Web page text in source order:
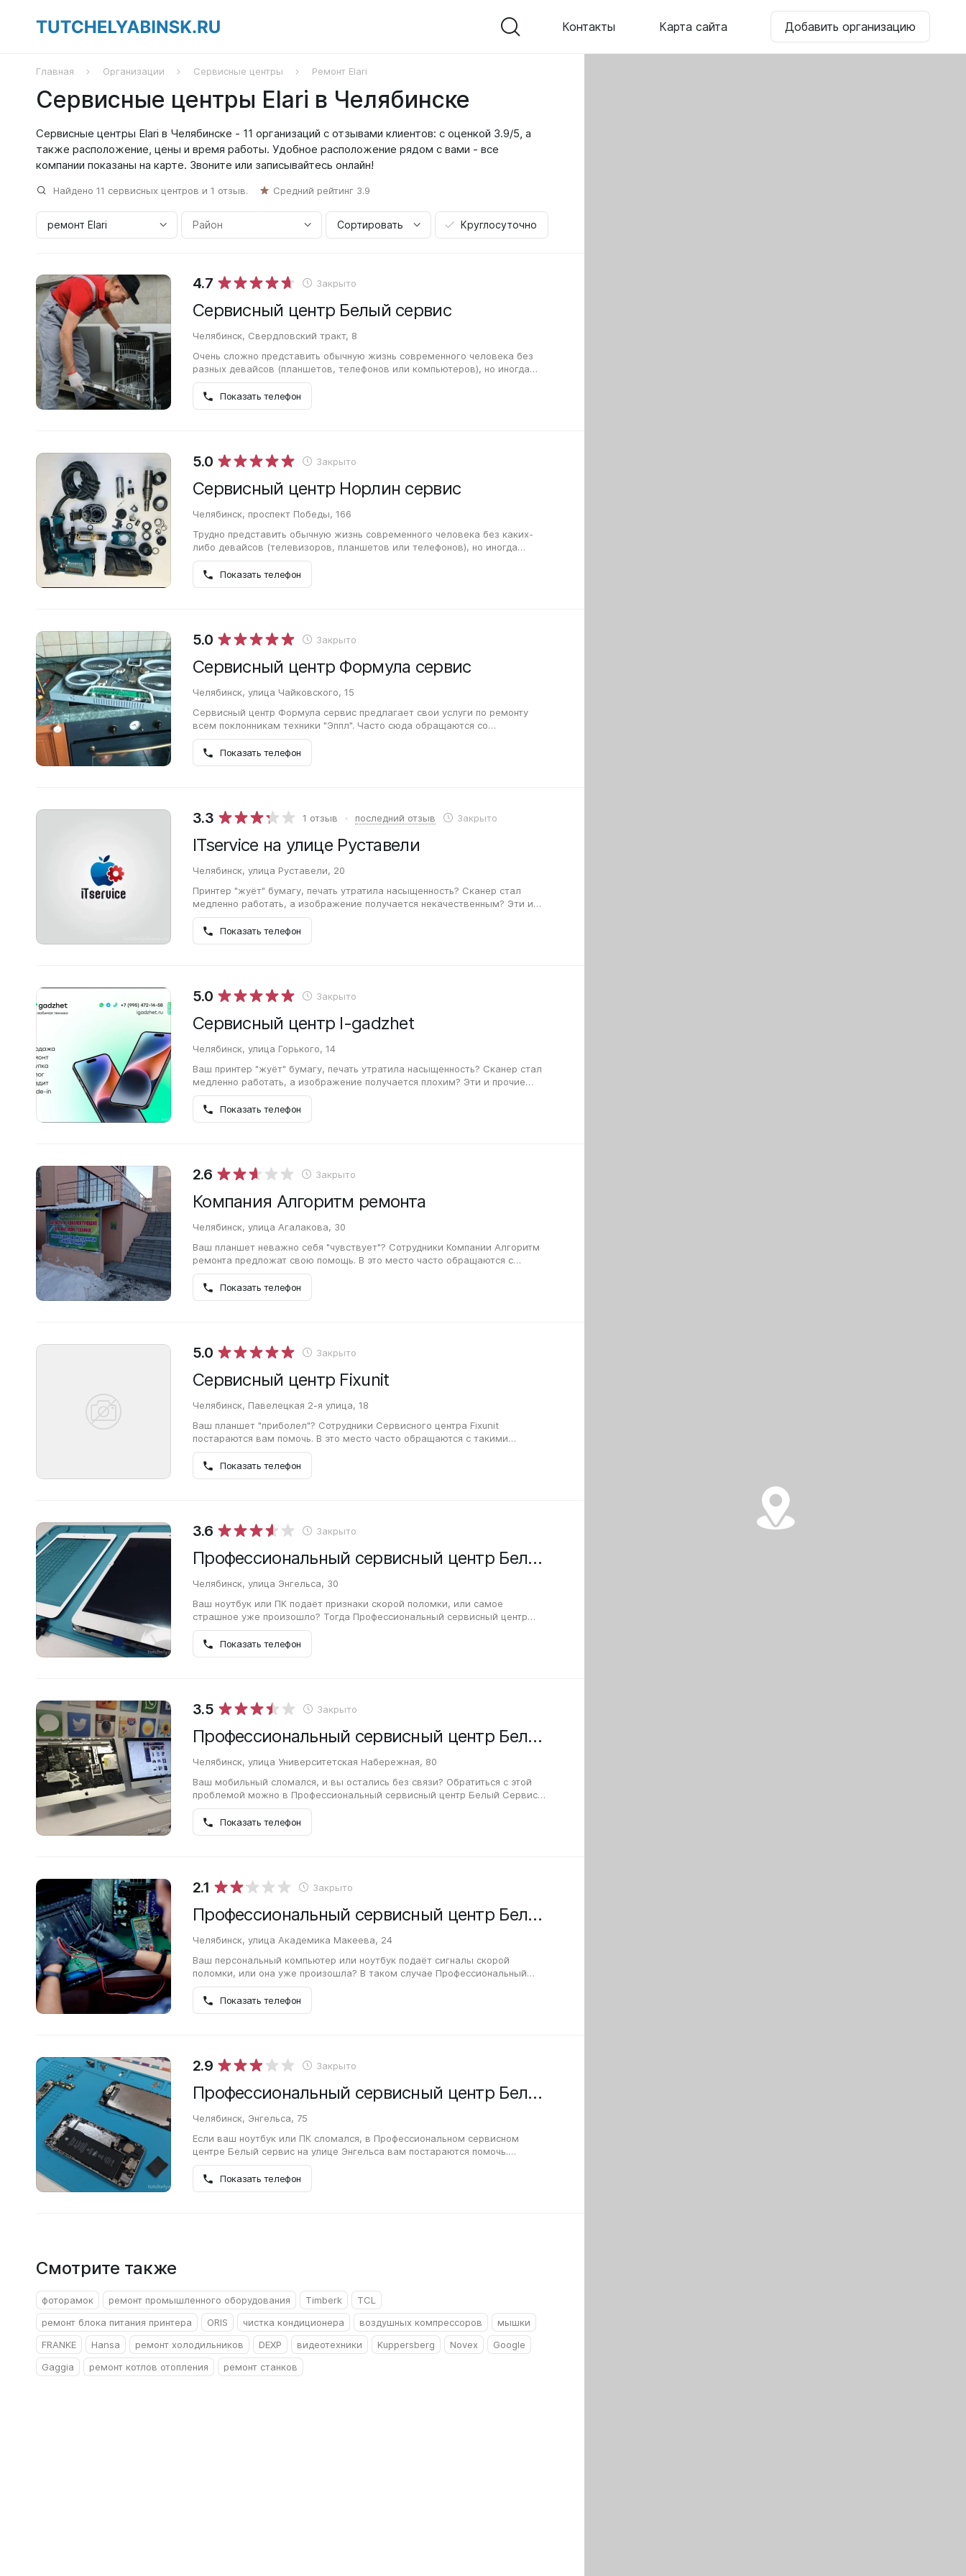
Контакты Карта сайта Добавить организацию
Главная Организации Сервисные центры Ремонт Elari
Сервисные центры Elari в Челябинске
Сервисные центры Elari в Челябинске - 11 организаций с отзывами клиентов: с оценкой 3.9/5, а
также расположение, цены и время работы. Удобное расположение рядом с вами - все
компании показаны на карте. Звоните или записывайтесь онлайн!
Найдено 11 сервисных центров и 1 отзыв. Средний рейтинг 3.9
Сортировать Круглосуточно
4.7 Закрыто
Сервисный центр Белый сервис
Челябинск, Свердловский тракт, 8
Очень сложно представить обычную жизнь современного человека без
разных девайсов (планшетов, телефонов или компьютеров), но иногда
случается так, что техника ломается. Если вы столкнулись с…
Показать телефон
5.0 Закрыто
Сервисный центр Норлин сервис
Челябинск, проспект Победы, 166
Трудно представить обычную жизнь современного человека без каких-
либо девайсов (телевизоров, планшетов или телефонов), но иногда
случается так, что техника ломается. Если это случилось с вашей…
Показать телефон
5.0 Закрыто
Сервисный центр Формула сервис
Челябинск, улица Чайковского, 15
Сервисный центр Формула сервис предлагает свои услуги по ремонту
всем поклонникам техники "Эппл". Часто сюда обращаются со
следующими дефектами: быстро разряжается аккумулятор, устройство
не…
Показать телефон
3.3 1 отзыв последний отзыв Закрыто
ITservice на улице Руставели
Челябинск, улица Руставели, 20
Принтер "жуёт" бумагу, печать утратила насыщенность? Сканер стал
медленно работать, а изображение получается некачественным? Эти и
другие проблемы, возникающие с оргтехникой, могут решить в…
Показать телефон
5.0 Закрыто
Сервисный центр I-gadzhet
Челябинск, улица Горького, 14
Ваш принтер "жуёт" бумагу, печать утратила насыщенность? Сканер стал
медленно работать, а изображение получается плохим? Эти и прочие
неполадки, свойственные оргтехнике, постараются решить в…
Показать телефон
2.6 Закрыто
Компания Алгоритм ремонта
Челябинск, улица Агалакова, 30
Ваш планшет неважно себя "чувствует"? Сотрудники Компании Алгоритм
ремонта предложат свою помощь. В это место часто обращаются с
такими поломками, как повреждение приёмников для карт памяти,…
Показать телефон
5.0 Закрыто
Сервисный центр Fixunit
Челябинск, Павелецкая 2-я улица, 18
Ваш планшет "приболел"? Сотрудники Сервисного центра Fixunit
постараются вам помочь. В это место часто обращаются с такими
дефектами, как неисправность микрофона, батареи или фотокамеры
(например,…
Показать телефон
3.6 Закрыто
Профессиональный сервисный центр Белый сервис на улице Энгельса
Челябинск, улица Энгельса, 30
Ваш ноутбук или ПК подаёт признаки скорой поломки, или самое
страшное уже произошло? Тогда Профессиональный сервисный центр
Белый сервис на улице Энгельса предложит свою помощь. Мастер
постарается…
Показать телефон
3.5 Закрыто
Профессиональный сервисный центр Белый Сервис на Университетской набережной
Челябинск, улица Университетская Набережная, 80
Ваш мобильный сломался, и вы остались без связи? Обратиться с этой
проблемой можно в Профессиональный сервисный центр Белый Сервис
на Университетской набережной. Поводом для обращения сюда могут…
Показать телефон
2.1 Закрыто
Профессиональный сервисный центр Белый сервис на улице Академика Макеева
Челябинск, улица Академика Макеева, 24
Ваш персональный компьютер или ноутбук подаёт сигналы скорой
поломки, или она уже произошла? В таком случае Профессиональный
сервисный центр Белый сервис на улице Академика Макеева предложит…
Показать телефон
2.9 Закрыто
Профессиональный сервисный центр Белый сервис на улице Энгельса
Челябинск, Энгельса, 75
Если ваш ноутбук или ПК сломался, в Профессиональном сервисном
центре Белый сервис на улице Энгельса вам постараются помочь.
Специалист проведёт диагностику, по результатам которой можно будет…
Показать телефон
Смотрите также
фоторамок ремонт промышленного оборудования Timberk
TCL
ремонт блока питания принтера
ORIS чистка кондиционера воздушных компрессоров
мышки
FRANKE
Hansa ремонт холодильников DEXP видеотехники Kuppersberg Novex
Google
Gaggia
ремонт котлов отопления ремонт станков